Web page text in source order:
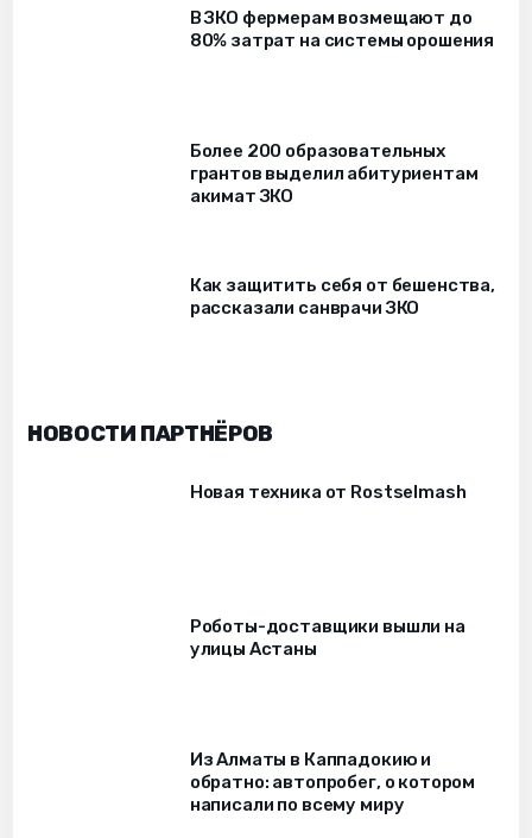
В ЗКО фермерам возмещают до
80% затрат на системы орошения
Более 200 образовательных
грантов выделил абитуриентам
акимат ЗКО
Как защитить себя от бешенства,
рассказали санврачи ЗКО
НОВОСТИ ПАРТНЁРОВ
Новая техника от Rostselmash
Роботы-доставщики вышли на
улицы Астаны
Из Алматы в Каппадокию и
обратно: автопробег, о котором
написали по всему миру